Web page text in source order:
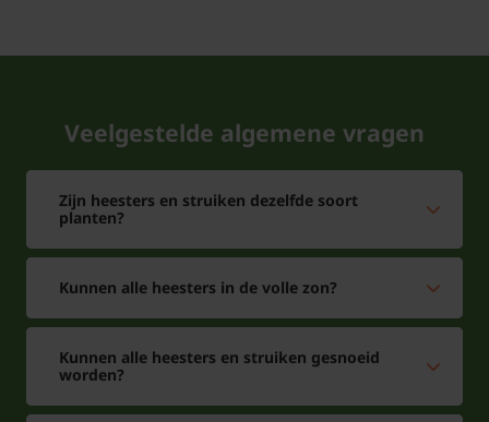
Veelgestelde algemene vragen
Zijn heesters en struiken dezelfde soort
planten?
Kunnen alle heesters in de volle zon?
Kunnen alle heesters en struiken gesnoeid
worden?